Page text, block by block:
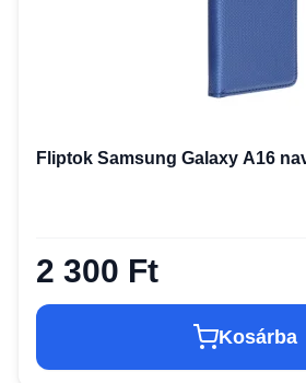
Fliptok Samsung Galaxy A16
2 300 Ft
Kosárba